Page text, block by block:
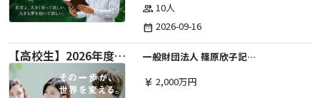
group 10人
date_range 2026-09-16
【高校生】2026年度 しのはら財団 アメリカ・イギリス・カナダ英語留学奨学金
一般財団法人 篠原欣子記念財団 (海外留学奨学金グループ)
currency_yen 2,000万円